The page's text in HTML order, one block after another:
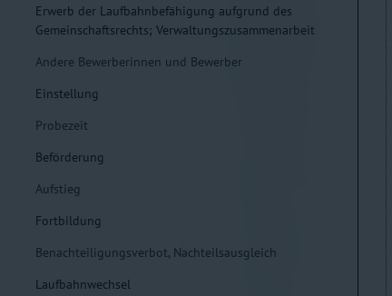
Erwerb der Laufbahnbefähigung aufgrund des
Gemeinschaftsrechts; Verwaltungszusammenarbeit
Andere Bewerberinnen und Bewerber
Einstellung
Probezeit
Beförderung
Aufstieg
Fortbildung
Benachteiligungsverbot, Nachteilsausgleich
Laufbahnwechsel